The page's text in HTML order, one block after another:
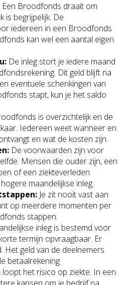
Een Broodfonds draait om
is begrijpelijk. De
iedereen in een Broodfonds
kan wel een aantal eigen
De inleg stort je iedere maand
Dit geld blijft na
eventuele schenkingen van
stapt, kun je het saldo
is overzichtelijk en de
Iedereen weet wanneer en
en wat de kosten zijn.
De voorwaarden zijn voor
Mensen die ouder zijn, een
of een ziekteverleden
maandelijkse inleg.
Je zit nooit vast aan
op meerdere momenten per
stappen.
inleg is bestemd voor
termijn opvraagbaar. Er
Het geld van de deelnemers
betaalrekening
loopt het risico op ziekte. In een